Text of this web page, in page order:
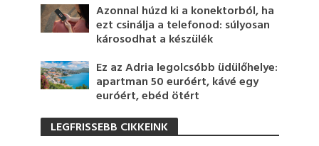
Azonnal húzd ki a konektorból, ha
ezt csinálja a telefonod: súlyosan
károsodhat a készülék
Ez az Adria legolcsóbb üdülőhelye:
apartman 50 euróért, kávé egy
euróért, ebéd ötért
LEGFRISSEBB CIKKEINK